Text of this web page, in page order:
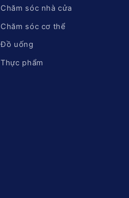
Chăm sóc nhà cửa
Chăm sóc cơ thể
Đồ uống
Thực phẩm